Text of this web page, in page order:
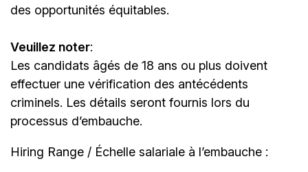
des opportunités équitables.
Veuillez noter:
Les candidats âgés de 18 ans ou plus doivent
effectuer une vérification des antécédents
criminels. Les détails seront fournis lors du
processus d’embauche.
Hiring Range / Échelle salariale à l’embauche :